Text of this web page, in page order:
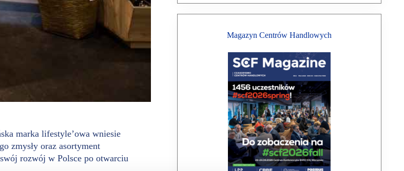
marka lifestyle’owa wniesie
zmysły oraz asortyment
rozwój w Polsce po otwarciu
Magazyn Centrów Handlowych